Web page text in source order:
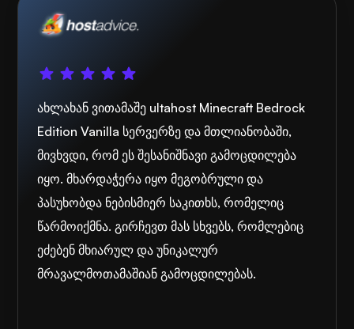
ახლახან ვითამაშე ultahost Minecraft Bedrock
Edition Vanilla სერვერზე და მთლიანობაში,
მივხვდი, რომ ეს შესანიშნავი გამოცდილება
იყო. მხარდაჭერა იყო მეგობრული და
პასუხობდა ნებისმიერ საკითხს, რომელიც
წარმოიქმნა. გირჩევთ მას სხვებს, რომლებიც
ეძებენ მხიარულ და უნიკალურ
მრავალმოთამაშიან გამოცდილებას.